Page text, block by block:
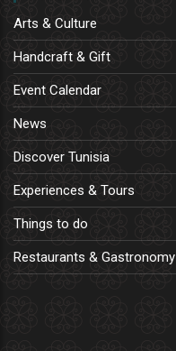
Arts & Culture
Handcraft & Gift
Event Calendar
News
Discover Tunisia
Experiences & Tours
Things to do
Restaurants & Gastronomy